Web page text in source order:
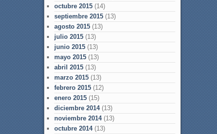
octubre 2015(14)
septiembre 2015(13)
agosto 2015(13)
julio 2015(13)
junio 2015(13)
mayo 2015(13)
abril 2015(13)
marzo 2015(13)
febrero 2015(12)
enero 2015(15)
diciembre 2014(13)
noviembre 2014(13)
octubre 2014(13)